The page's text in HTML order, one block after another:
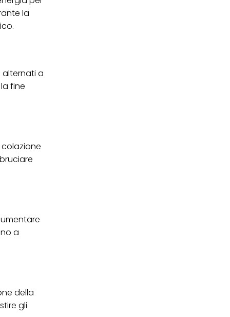
la
alternati a
fine
a
della
gli
cookie e consentirli
e al trattamento dei
tecnicamente